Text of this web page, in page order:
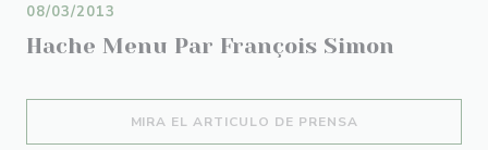
Hache Menu Par François Simon
08/03/2013
MIRA EL ARTICULO DE PRENSA